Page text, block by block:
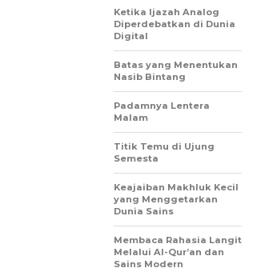
Ketika Ijazah Analog
Diperdebatkan di Dunia
Digital
Batas yang Menentukan
Nasib Bintang
Padamnya Lentera
Malam
Titik Temu di Ujung
Semesta
Keajaiban Makhluk Kecil
yang Menggetarkan
Dunia Sains
Membaca Rahasia Langit
Melalui Al-Qur’an dan
Sains Modern